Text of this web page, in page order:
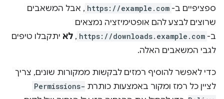
ספציפיים ב- https://example.com , אבל המשאבים
שרוצים לבצע להם אופטימיזציה נמצאים
ב- https://downloads.example.com
, לא יתקבלו טיפים
לגבי המשאבים האלה.
כדי לאפשר להוסיף רמזים לבקשות ממקורות שונים, צריך
לציין כל רמז ומקור באמצעות כותרת Permissions-